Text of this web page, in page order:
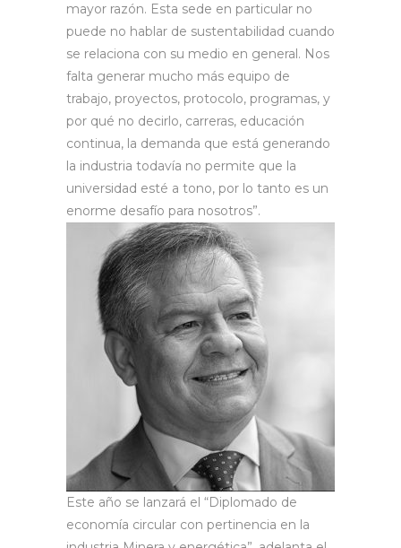
mayor razón. Esta sede en particular no
puede no hablar de sustentabilidad cuando
se relaciona con su medio en general. Nos
falta generar mucho más equipo de
trabajo, proyectos, protocolo, programas, y
por qué no decirlo, carreras, educación
continua, la demanda que está generando
la industria todavía no permite que la
universidad esté a tono, por lo tanto es un
enorme desafío para nosotros”.
Este año se lanzará el “Diplomado de
economía circular con pertinencia en la